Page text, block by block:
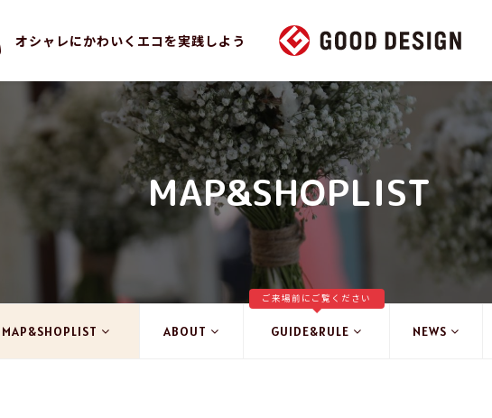
オシャレにかわいくエコを実践しよう
MAP&SHOPLIST
MAP&SHOPLIST ABOUT GUIDE&RULE
ご来場前にご覧ください
NEWS